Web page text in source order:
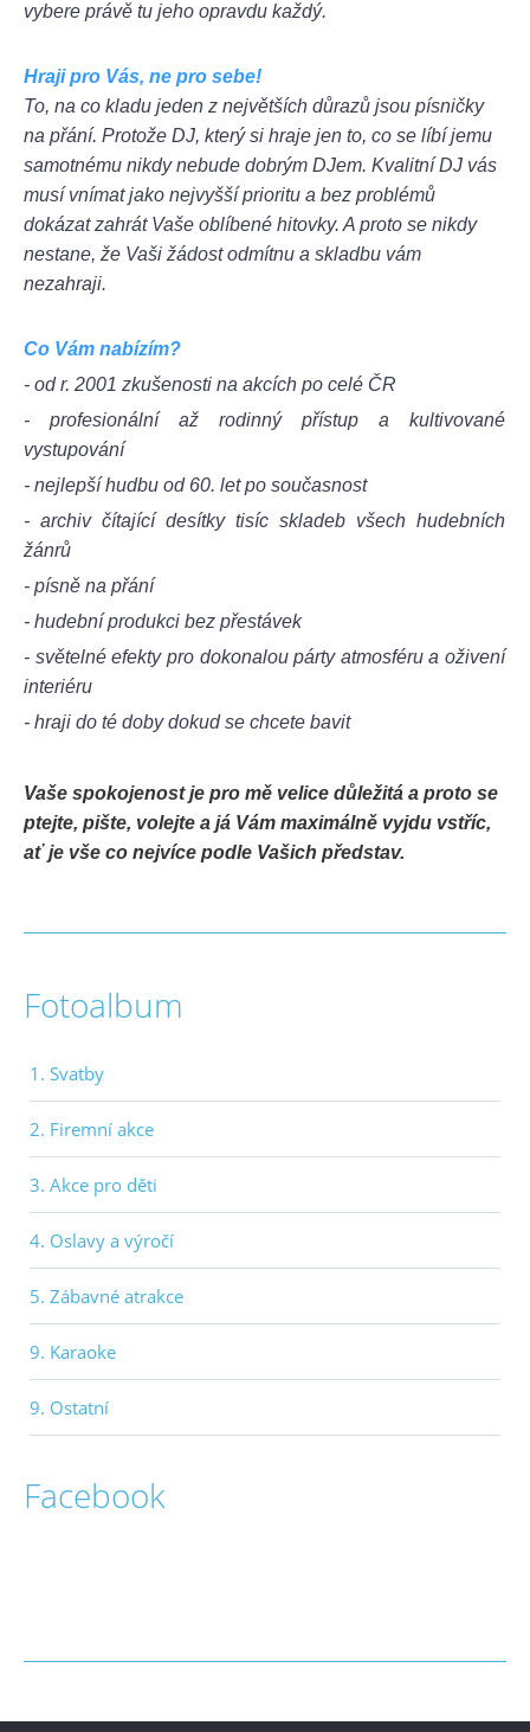
vybere právě tu jeho opravdu každý.
Hraji pro Vás, ne pro sebe!
To, na co kladu jeden z největších důrazů jsou písničky
na přání. Protože DJ, který si hraje jen to, co se líbí jemu
samotnému nikdy nebude dobrým DJem. Kvalitní DJ vás
musí vnímat jako nejvyšší prioritu a bez problémů
dokázat zahrát Vaše oblíbené hitovky. A proto se nikdy
nestane, že Vaši žádost odmítnu a skladbu vám
nezahraji.
Co Vám nabízím?
- od r. 2001 zkušenosti na akcích po celé ČR
- profesionální až rodinný přístup a kultivované
vystupování
- nejlepší hudbu od 60. let po současnost
- archiv čítající desítky tisíc skladeb všech hudebních
žánrů
- písně na přání
- hudební produkci bez přestávek
- světelné efekty pro dokonalou párty atmosféru a oživení
interiéru
- hraji do té doby dokud se chcete bavit
Vaše spokojenost je pro mě velice důležitá a proto se
ptejte, pište, volejte a já Vám maximálně vyjdu vstříc,
ať je vše co nejvíce podle Vašich představ.
Fotoalbum
1. Svatby
2. Firemní akce
3. Akce pro děti
4. Oslavy a výročí
5. Zábavné atrakce
9. Karaoke
9. Ostatní
Facebook